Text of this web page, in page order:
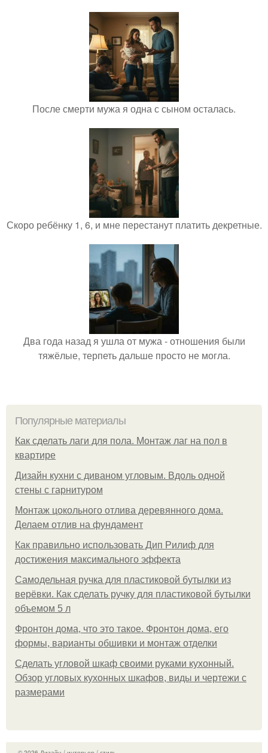
После смерти мужа я одна с сыном осталась.
Скоро ребёнку 1, 6, и мне перестанут платить декретные.
Два года назад я ушла от мужа - отношения были
тяжёлые, терпеть дальше просто не могла.
Популярные материалы
Как сделать лаги для пола. Монтаж лаг на пол в
квартире
Дизайн кухни с диваном угловым. Вдоль одной
стены с гарнитуром
Монтаж цокольного отлива деревянного дома.
Делаем отлив на фундамент
Как правильно использовать Дип Рилиф для
достижения максимального эффекта
Самодельная ручка для пластиковой бутылки из
верёвки. Как сделать ручку для пластиковой бутылки
объемом 5 л
Фронтон дома, что это такое. Фронтон дома, его
формы, варианты обшивки и монтаж отделки
Сделать угловой шкаф своими руками кухонный.
Обзор угловых кухонных шкафов, виды и чертежи с
размерами